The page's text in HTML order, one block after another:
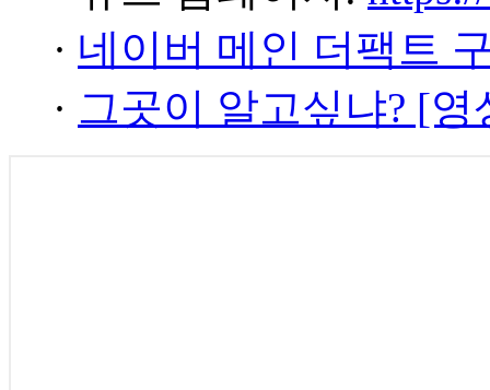
· 네이버 메인 더팩트
· 그곳이 알고싶냐? [